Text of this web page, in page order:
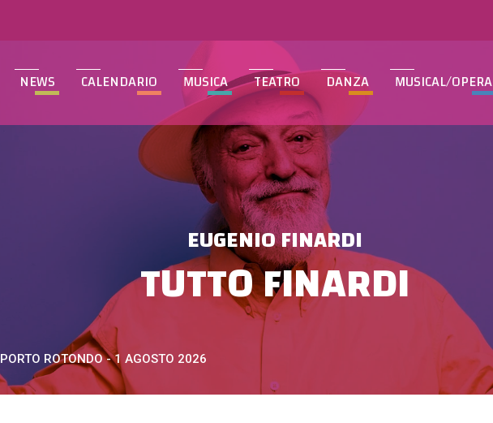
NEWS CALENDARIO MUSICA TEATRO DANZA MUSICAL/OPERA
EUGENIO FINARDI
TUTTO FINARDI
PORTO ROTONDO - 1 AGOSTO 2026